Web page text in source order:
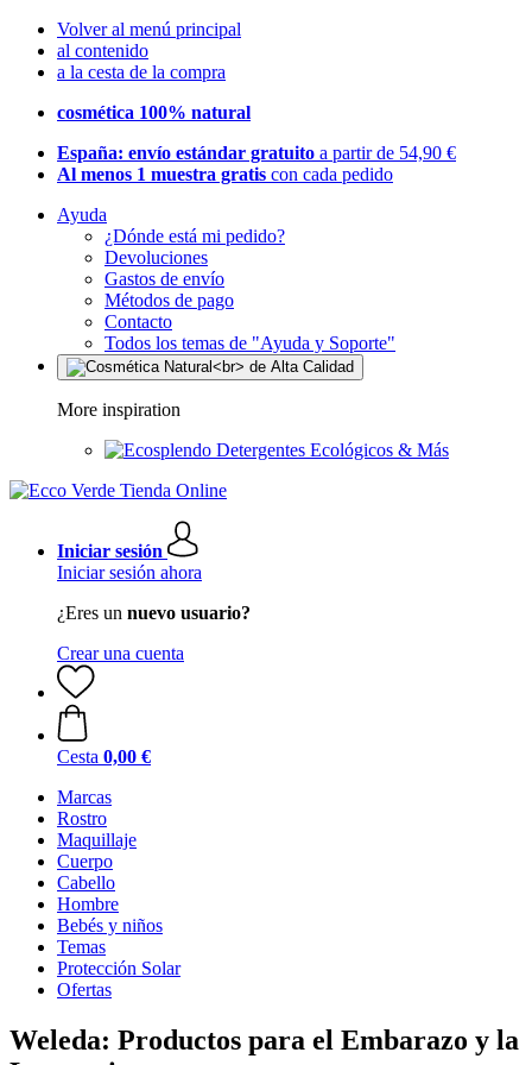
Volver al menú principal
al contenido
a la cesta de la compra
cosmética 100% natural
España: envío estándar gratuito a partir de 54,90 €
Al menos 1 muestra gratis con cada pedido
Ayuda
¿Dónde está mi pedido?
Devoluciones
Gastos de envío
Métodos de pago
Contacto
Todos los temas de "Ayuda y Soporte"
More inspiration
Detergentes Ecológicos & Más
Iniciar sesión
Iniciar sesión ahora
¿Eres un nuevo usuario?
Crear una cuenta
Cesta 0,00 €
Marcas
Rostro
Maquillaje
Cuerpo
Cabello
Hombre
Bebés y niños
Temas
Protección Solar
Ofertas
Weleda: Productos para el Embarazo y la